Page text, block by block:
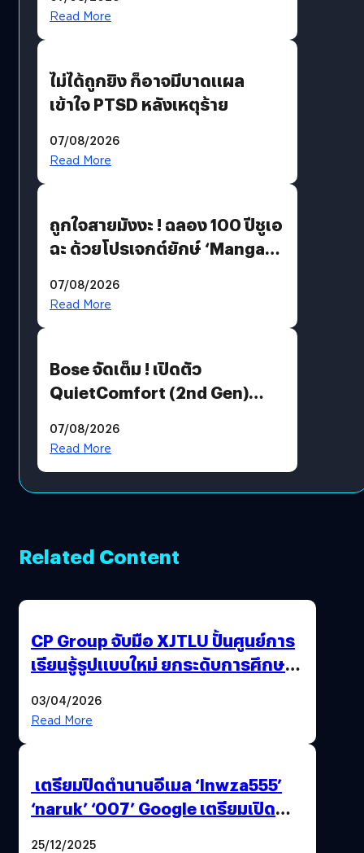
Read More
ไม่ได้ถูกยิง ก็อาจมีบาดแผล
เข้าใจ PTSD หลังเหตุร้าย
07/08/2026
Read More
ถูกใจสายมังงะ ! ฉลอง 100 ปีชูเอ
ฉะ ด้วยโปรเจกต์ยักษ์ ‘Manga
มีภาษาไทยด้วย
07/08/2026
Read More
Bose จัดเต็ม ! เปิดตัว
QuietComfort (2nd Gen)
07/08/2026
Read More
Related Content
CP Group จับมือ XJTLU ปั้นศูนย์การ
เรียนรู้รูปแบบใหม่ ยกระดับการศึกษา
03/04/2026
Read More
เตรียมปิดตำนานอีเมล ‘lnwza555’
‘naruk’ ‘007’ Google เตรียมเปิด
25/12/2025